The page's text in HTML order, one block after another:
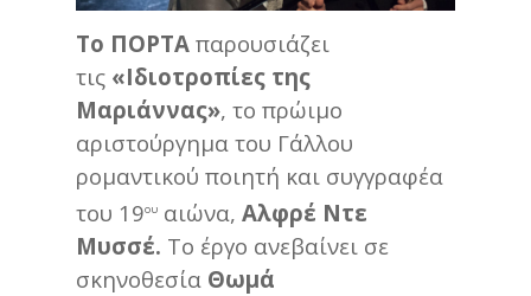
Το ΠΟΡΤΑ παρουσιάζει
τις «Ιδιοτροπίες της
Μαριάννας», το πρώιμο
αριστούργημα του Γάλλου
ρομαντικού ποιητή και συγγραφέα
του 19ου αιώνα, Αλφρέ Ντε
Μυσσέ. Το έργο ανεβαίνει σε
σκηνοθεσία Θωμά